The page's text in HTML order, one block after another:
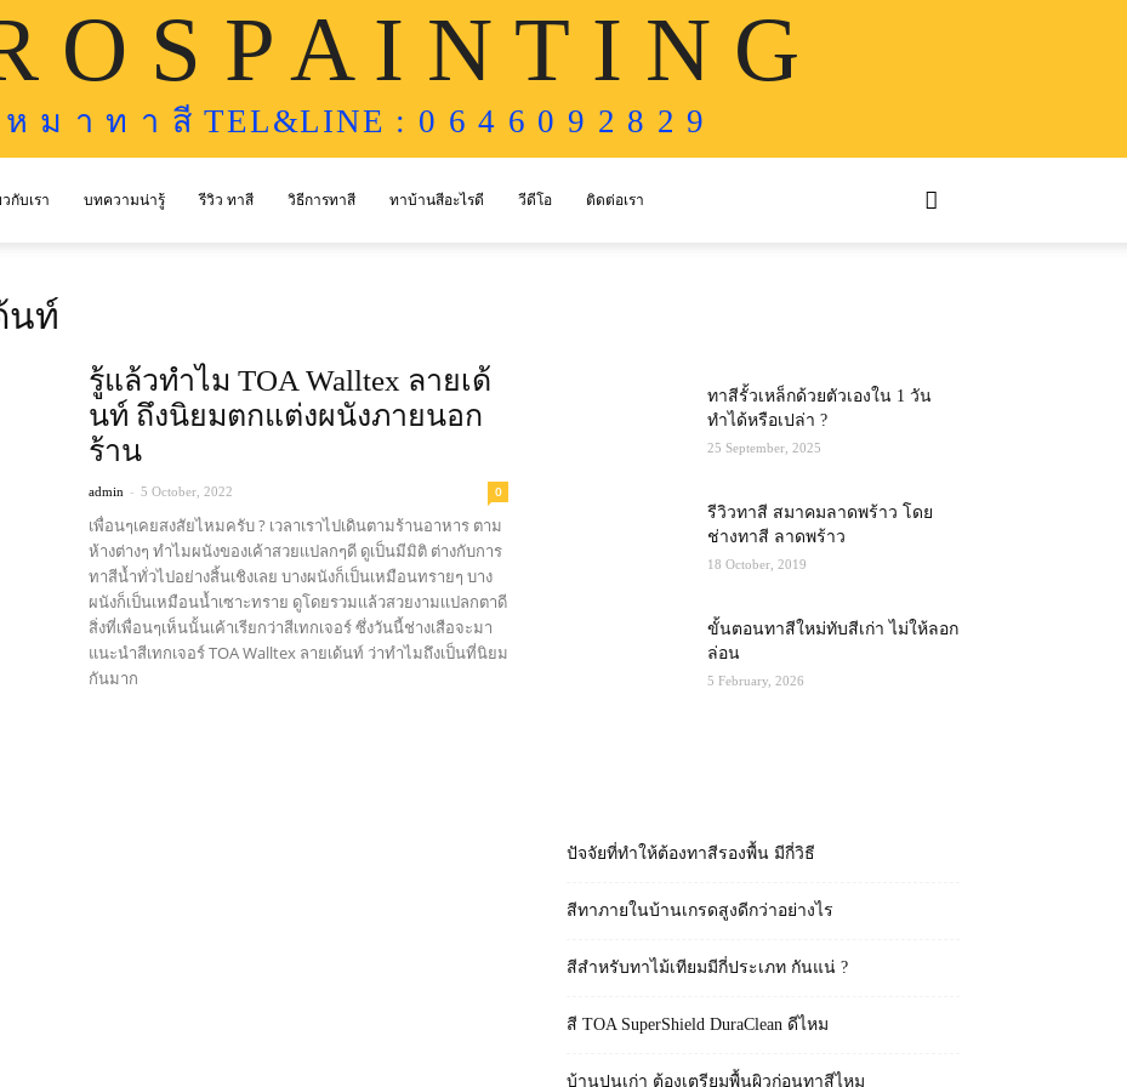
O S P A I N T I N G
ห ม า ท า สี TEL&LINE : 0 6 4 6 0 9 2 8 2 9
วกับเรา บทความน่ารู้ รีวิว ทาสี วิธีการทาสี ทาบ้านสีอะไรดี วีดีโอ ติดต่อเรา
นท์
รู้แล้วทำไม TOA Walltex ลายเด้
นท์ ถึงนิยมตกแต่งผนังภายนอก
ร้าน
admin - 5 October, 2022 0
เพื่อนๆเคยสงสัยไหมครับ ? เวลาเราไปเดินตามร้านอาหาร ตาม
ห้างต่างๆ ทำไมผนังของเค้าสวยเเปลกๆดี ดูเป็นมีมิติ ต่างกับการ
ทาสีน้ำทั่วไปอย่างสิ้นเชิงเลย บางผนังก็เป็นเหมือนทรายๆ บาง
ผนังก็เป็นเหมือนน้ำเซาะทราย ดูโดยรวมเเล้วสวยงามเเปลกตาดี
สิ่งที่เพื่อนๆเห็นนั้นเค้าเรียกว่าสีเทกเจอร์ ซึ่งวันนี้ช่างเสือจะมา
แนะนำสีเทกเจอร์ TOA Walltex ลายเด้นท์ ว่าทำไมถึงเป็นที่นิยม
กันมาก
ทาสีรั้วเหล็กด้วยตัวเองใน 1 วัน
ทำได้หรือเปล่า ?
25 September, 2025
รีวิวทาสี สมาคมลาดพร้าว โดย
ช่างทาสี ลาดพร้าว
18 October, 2019
ขั้นตอนทาสีใหม่ทับสีเก่า ไม่ให้ลอก
ล่อน
5 February, 2026
ปัจจัยที่ทำให้ต้องทาสีรองพื้น มีกี่วิธี
สีทาภายในบ้านเกรดสูงดีกว่าอย่างไร
สีสำหรับทาไม้เทียมมีกี่ประเภท กันแน่ ?
สี TOA SuperShield DuraClean ดีไหม
บ้านปูนเก่า ต้องเตรียมพื้นผิวก่อนทาสีไหม